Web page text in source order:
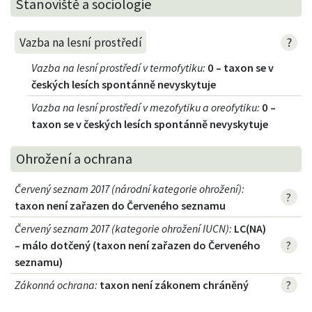
Stanoviště a sociologie
Vazba na lesní prostředí ?
Vazba na lesní prostředí v termofytiku: 0 – taxon se v
českých lesích spontánně nevyskytuje
Vazba na lesní prostředí v mezofytiku a oreofytiku: 0 –
taxon se v českých lesích spontánně nevyskytuje
Ohrožení a ochrana
Červený seznam 2017 (národní kategorie ohrožení):
taxon není zařazen do Červeného seznamu
?
Červený seznam 2017 (kategorie ohrožení IUCN): LC(NA)
– málo dotčený (taxon není zařazen do Červeného
seznamu)
?
Zákonná ochrana: taxon není zákonem chráněný ?